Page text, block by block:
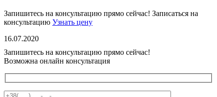
Запишитесь на консультацию прямо сейчас! Записаться на
консультацию Узнать цену
16.07.2020
Запишитесь на консультацию прямо сейчас!
Возможна онлайн консультация